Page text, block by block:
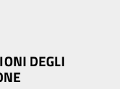
DEGLI